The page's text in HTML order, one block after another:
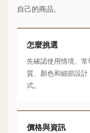
自己的商品。
怎麼挑選
先確認使用情境、
質、顏色和細節設
式。
價格與資訊